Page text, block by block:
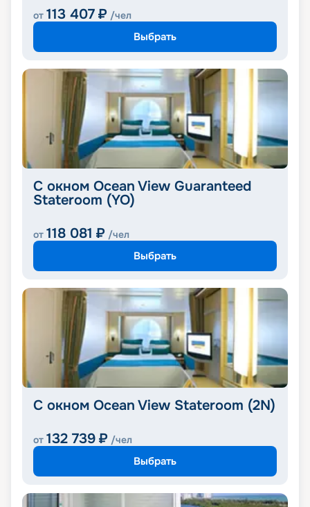
от 113 407 ₽ /чел
Выбрать
С окном Ocean View Guaranteed
Stateroom (YO)
от 118 081 ₽ /чел
Выбрать
С окном Ocean View Stateroom (2N)
от 132 739 ₽ /чел
Выбрать